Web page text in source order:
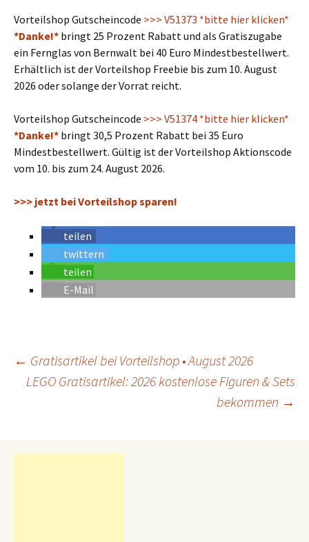
Vorteilshop Gutscheincode >>> V51373 *bitte hier klicken*
*Danke!* bringt 25 Prozent Rabatt und als Gratiszugabe
ein Fernglas von Bernwalt bei 40 Euro Mindestbestellwert.
Erhältlich ist der Vorteilshop Freebie bis zum 10. August
2026 oder solange der Vorrat reicht.
Vorteilshop Gutscheincode >>> V51374 *bitte hier klicken*
*Danke!* bringt 30,5 Prozent Rabatt bei 35 Euro
Mindestbestellwert. Gültig ist der Vorteilshop Aktionscode
vom 10. bis zum 24. August 2026.
>>> jetzt bei Vorteilshop sparen!
teilen
twittern
teilen
E-Mail
Beitrags-
← Gratisartikel bei Vorteilshop • August 2026
LEGO Gratisartikel: 2026 kostenlose Figuren & Sets
bekommen →